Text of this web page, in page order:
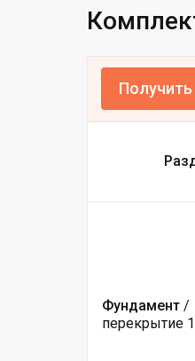
Фундамент /
перекрытие